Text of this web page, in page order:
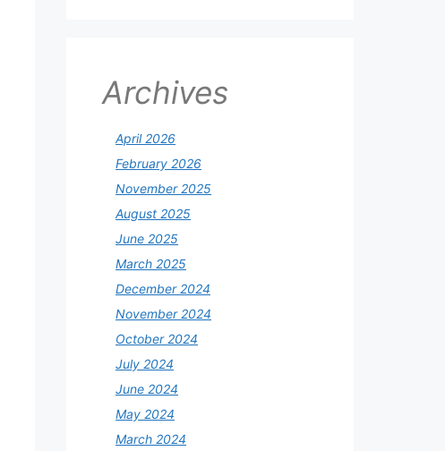
Archives
April 2026
February 2026
November 2025
August 2025
June 2025
March 2025
December 2024
November 2024
October 2024
July 2024
June 2024
May 2024
March 2024